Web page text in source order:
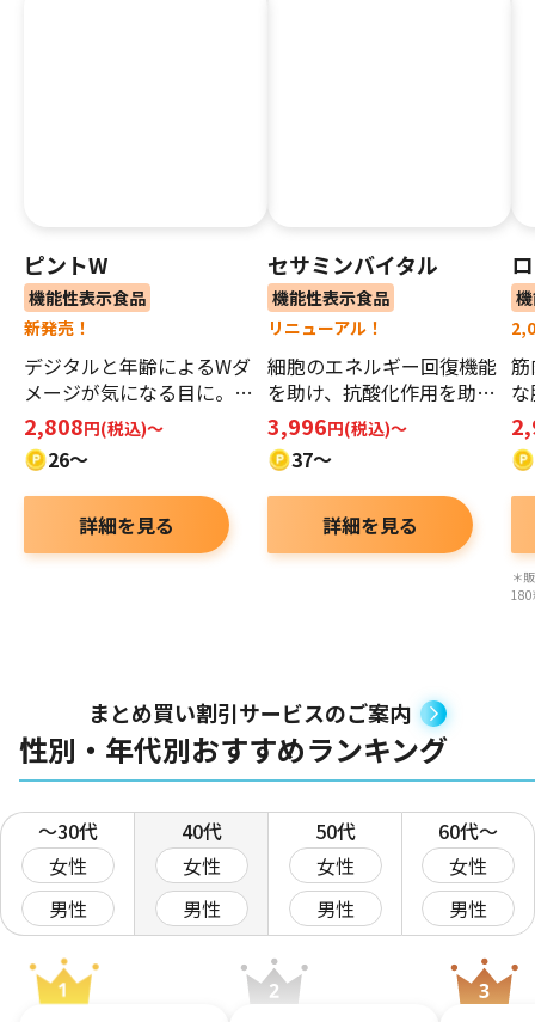
ピントW
機能性表示食品
新発売！
デジタルと年齢によるWダ
メージが気になる目に。ピ
ントWとスイスイ快適な毎
日へ！
2,808円(税込)～
26～
詳細を見る
セサミンバイタル
機能性表示食品
リニューアル！
細胞のエネルギー回復機能
を助け、​抗酸化作用を助け
ることで、 日常の疲労感を
軽減！​
3,996円(税込)〜
37〜
詳細を見る
ア
＊
180
まとめ買い割引サービスのご案内
性別・年代別おすすめランキング
〜30代
女性
男性
40代
女性
男性
50代
女性
男性
60代〜
女性
男性